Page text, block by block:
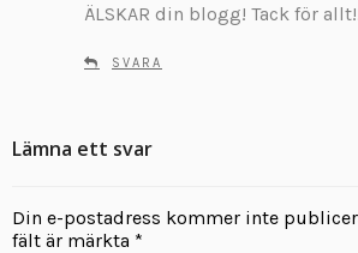
i
e
ÄLSKAR din blogg! Tack för
SVARA
Lämna ett svar
Din e-postadress kommer inte
fält är märkta *